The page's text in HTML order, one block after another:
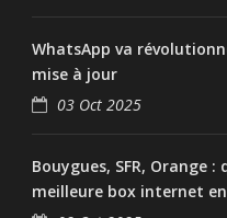
WhatsApp va
mise à jour
03 Oct 2025
Bouygues, SFR, Orange
meilleure box internet en